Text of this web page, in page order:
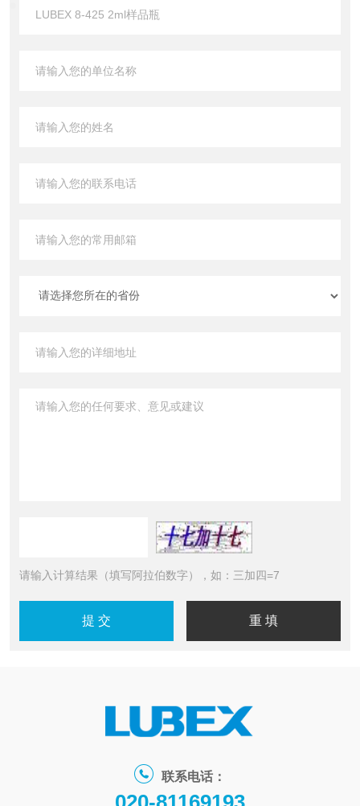
请输入计算结果（填写阿拉伯数字），如：三加四=7
联系电话：